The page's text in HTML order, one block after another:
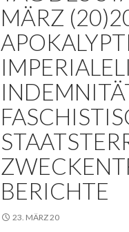
MÄRZ
BERICHTE
23. MÄRZ 20